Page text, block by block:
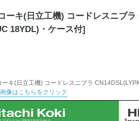
ーキ(日立工機) コードレスニブ
18YDL)・ケース付]
ーキ(日立工機) コードレスニブラ
像はこちらをクリック